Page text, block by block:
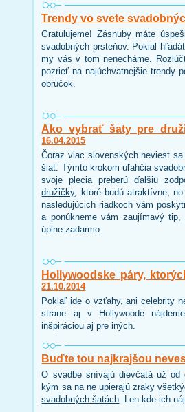
Trendy vo svete
Gratulujeme! Zásnuby máte
svadobných prsteňov. Pokiaľ
my vás v tom nenecháme.
pozrieť na najúchvatnejšie trendy
obrúčok.
Ako vybrať šaty pre
16.04.2015
Čoraz viac slovenských neviest
šiat. Týmto krokom uľahčia
svoje plecia preberú ďalšiu
družičky, ktoré budú atraktívne,
nasledujúcich riadkoch vám
a ponúkneme vám zaujímavý
úplne zadarmo.
Hollywoodske páry,
21.10.2014
Pokiaľ ide o vzťahy, ani celebrity
strane aj v Hollywoode
inšpiráciou aj pre iných.
Buďte tou najkrajšou
O svadbe snívajú dievčatá už
kým sa na ne upierajú zraky
svadobných šatách. Len kde ich